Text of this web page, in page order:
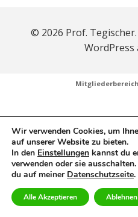
© 2026 Prof.
WordPress
Wir verwenden Cookies, um
auf unserer Website zu bieten.
In den Einstellungen kannst du
verwenden oder sie
du auf meiner Datenschutzseite.
Alle Akzeptieren Ablehnen